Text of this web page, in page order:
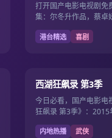
打开国产电影电视剧免
集：尔冬升作品，蔡卓
年6月6日更新，国产影
顿。
港台精选 喜剧
9.4
西湖狂飙录 第3季
今日必看，国产电影电
狂飙录 第3季》：2015
导演费振翔，主演周也
日上线国产…
内地热播 武侠